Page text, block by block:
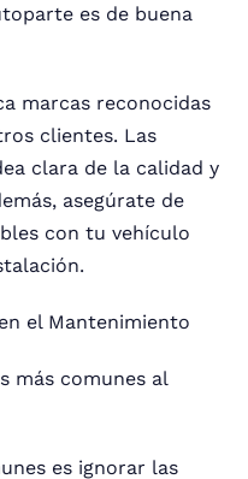
es de buena
marcas reconocidas
clientes. Las
clara de la calidad y
asegúrate de
con tu vehículo
el Mantenimiento
más comunes al
es ignorar las